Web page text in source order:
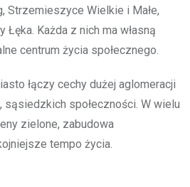
Strzemieszyce Wielkie i Małe,
Każda z nich ma własną
centrum życia społecznego.
łączy cechy dużej aglomeracji
społeczności. W wielu
zielone, zabudowa
tempo życia.